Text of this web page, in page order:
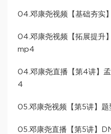
04.邓康尧视频【基础夯实
04.邓康尧视频【拓展提升
mp4
04.邓康尧直播【第4讲】
4
05.邓康尧视频【第5讲】
05.邓康尧直播【第5讲】